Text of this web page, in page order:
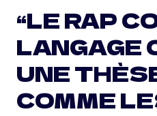
“LE RAP
LANGAGE
UNE
COMME